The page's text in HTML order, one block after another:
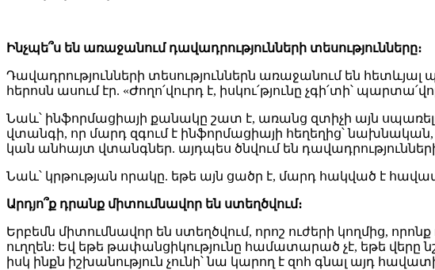
Ինչպե՞ս են առաջանում դավադրությունների տեսությունները։
Դավադրությունների տեսություններն առաջանում են
հերոսն ասում էր. «Ժողո՛վուրդ է, իսկու՛թյունը չգի՛տի՝
Նաև՝ ինֆորմացիայի քանակը շատ է, առանց զտիչի այն
վտանգի, որ մարդ զգում է ինֆորմացիայի հեղեղից՝
կան անհայտ վտանգներ. այդպես ծնվում են դավադրությունների
Նաև՝ կրթության որակը. եթե այն ցածր է, մարդ հակված է
Արդյո՞ք դրանք միտումնավոր են ստեղծվում։
Երբեմն միտումնավոր են ստեղծվում, որոշ ուժերի կողմից,
ուղղեն: Եվ եթե թափանցիկությունը համատարած չէ, եթե
իսկ ինքն իշխանություն չունի՝ նա կարող է զոհ գնալ այդ